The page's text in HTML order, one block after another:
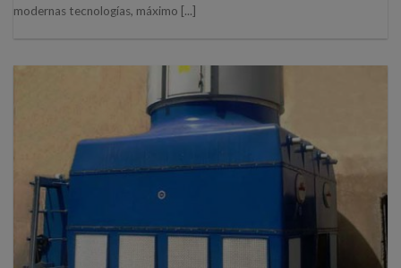
modernas tecnologías, máximo [...]